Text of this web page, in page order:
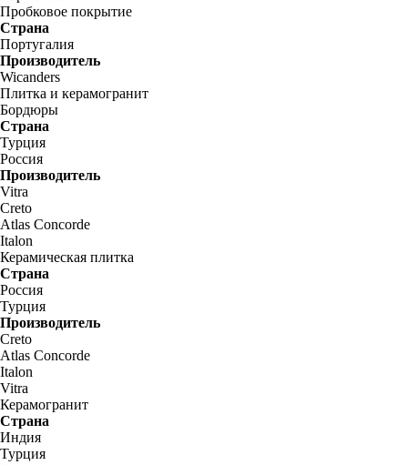
Пробковое покрытие
Страна
Португалия
Производитель
Wicanders
Плитка и керамогранит
Бордюры
Страна
Турция
Россия
Производитель
Vitra
Creto
Atlas Concorde
Italon
Керамическая плитка
Страна
Россия
Турция
Производитель
Creto
Atlas Concorde
Italon
Vitra
Керамогранит
Страна
Индия
Турция